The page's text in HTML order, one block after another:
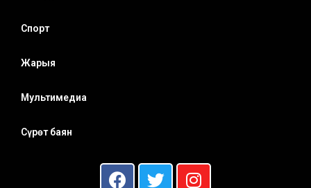
Спорт
Жарыя
Мультимедиа
Сүрөт баян